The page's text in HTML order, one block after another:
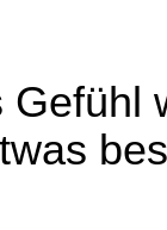
Gefühl